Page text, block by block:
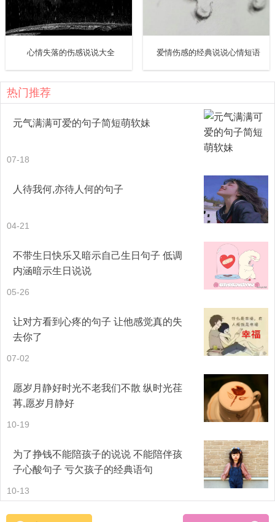
的光艳中交舞着变。你是四月天里的云烟，黄昏吹着风的
软，星子在无意中闪，细雨点撒在花前。 ——林徽因 《你是
那人间的四月天》
14. 那梅花来说吧，一串串丹红的结蕊缀在秀劲的傲骨上，
最可爱，最可赏，等半绽将开地错落在老枝上时，你便会心
跳！梅花最怕开；开了便没话说。索性惨了，沁香拂散同夜
里炉火都成了一种温存的凄凉。 ——林徽因 《你是那人间的
15. 活在这个富于刺激性的年头里，我敢喘一口气说，我相
信一定有多数人成天里为观察听闻到的，牵动了神经，从跳
动而有血裹着的心底下累积起各种的情感，直冲出嗓子，逼
成了语言到舌头上来。这自然丰富的累积，有时更会倾溢出
少数人的唇舌，在奔迸到笔尖上，另具形式变成在白纸上驰
骋的文字。这种文字便全是我们这个时代的出产，大家该千
万珍视它！
16. 他跟我讲，在见我之前，都已经决定请假回家接他父母
来大连，但是见到我之后，就打电话给他妈妈，说他不能回
去接他们了，让他们自己买票过来，他说不管怎样，妈妈肯
定都还是他妈妈，但他担心就因为这样把我给丢了，他害怕
17. 那一晚你和我分定了方向，两人各认取个生活的模样。
18. 任何东西都可被替代。爱情，往事，记忆，失望，时
心情失落的伤感说说大全 爱情伤感的经典说说心情短语
热门推荐
元气满满可爱的句子简短萌软妹
07-18
人待我何,亦待人何的句子
04-21
不带生日快乐又暗示自己生日句子 低调
内涵暗示生日说说
05-26
让对方看到心疼的句子 让他感觉真的失
去你了
07-02
愿岁月静好时光不老我们不散 纵时光荏
苒,愿岁月静好
10-19
为了挣钱不能陪孩子的说说 不能陪伴孩
子心酸句子 亏欠孩子的经典语句
10-13